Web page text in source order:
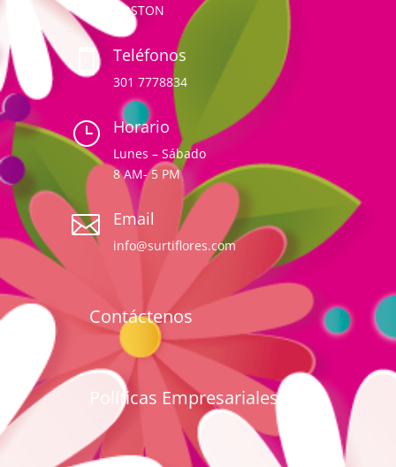
BOSTON
 Teléfonos
301 7778834
} Horario
Lunes – Sábado
8 AM- 5 PM
 Email
info@surtiflores.com
Contáctenos
Políticas Empresariales